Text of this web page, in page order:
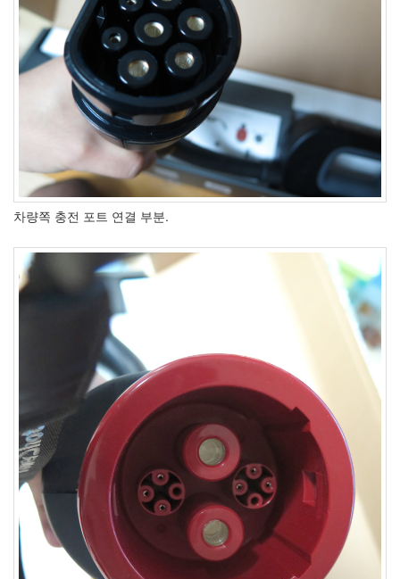
차량쪽 충전 포트 연결 부분.